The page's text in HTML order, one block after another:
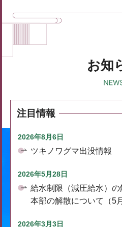
お知
注目情報
2026年8月6日
ツキノワグマ出没情報
2026年5月28日
給水制限（減圧給水）
本部の解散について（5
2026年3月3日